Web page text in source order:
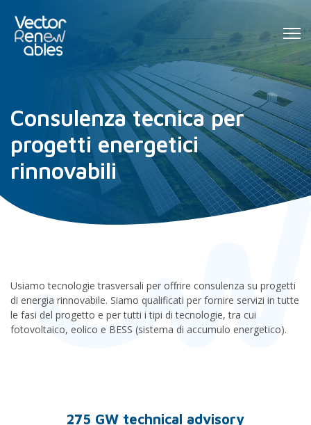
Consulenza tecnica per
progetti energetici
rinnovabili
Usiamo tecnologie trasversali per offrire consulenza su progetti
di energia rinnovabile. Siamo qualificati per fornire servizi in tutte
le fasi del progetto e per tutti i tipi di tecnologie, tra cui
fotovoltaico, eolico e BESS (sistema di accumulo energetico).
275 GW technical advisory